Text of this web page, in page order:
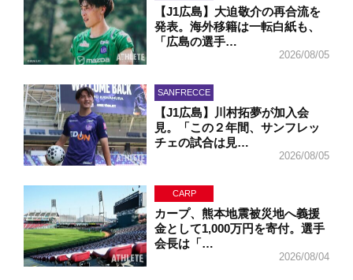
【J1広島】大迫敬介の再合流を
発表。海外移籍は一転白紙も、
「広島の選手…
2026/08/05
SANFRECCE
【J1広島】川村拓夢が加入会
見。「この２年間、サンフレッ
チェの試合は見…
2026/08/05
CARP
カープ、熊本地震被災地へ義援
金として1,000万円を寄付。選手
会長は「…
2026/08/04